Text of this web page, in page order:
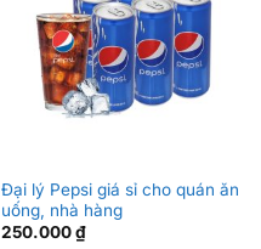
Đại lý Pepsi giá sỉ cho quán ăn
uống, nhà hàng
250.000₫